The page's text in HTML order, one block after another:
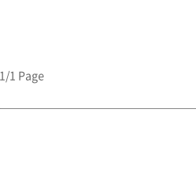
1/1 Page